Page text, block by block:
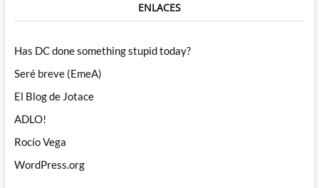
ENLACES
Has DC done something stupid today?
Seré breve (EmeA)
El Blog de Jotace
ADLO!
Rocío Vega
WordPress.org